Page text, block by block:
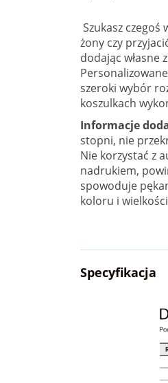
Szukasz czegoś
żony czy
dodając własne
szeroki wybór
koszulkach
Informacje
stopni, nie
Nie korzystać z
nadrukiem,
spowoduje
koloru i
Specyfikacja